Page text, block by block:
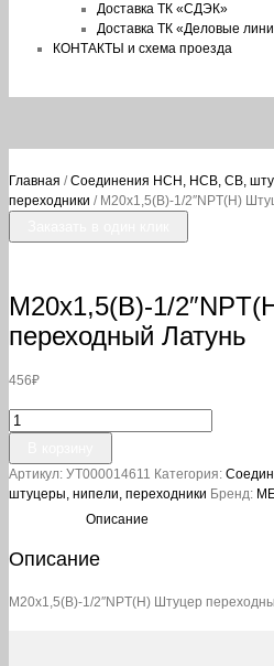
Доставка ТК «СДЭК»
Доставка ТК «Деловые
КОНТАКТЫ и схема проезда
Главная /Соединения НСН, НСВ, СВ,
переходники / М20х1,5(В)-1/2″NPT(Н)
М20х1,5(В)-1/
переходный Латунь
456₽
Количество
товара
М20х1,5(В)-1/2"NPT(Н)
Штуцер
переходный
Артикул: УТ000014611 Категория:
штуцеры, нипели, переходники Бренд:
Описание
Описание
М20х1,5(В)-1/2″NPT(Н) Штуцер